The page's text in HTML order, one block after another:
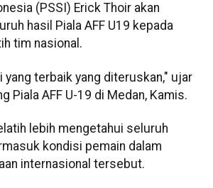
(PSSI) Erick Thoir akan
hasil Piala AFF U19 kepada
tim nasional.
yang terbaik yang diteruskan," ujar
Piala AFF U-19 di Medan, Kamis.
lebih mengetahui seluruh
kondisi pemain dalam
internasional tersebut.